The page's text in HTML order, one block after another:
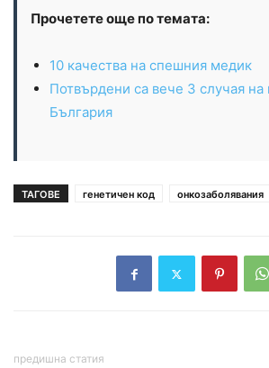
Прочетете още по темата:
10 качества на спешния медик
Потвърдени са вече 3 случая
България
ТАГОВЕ генетичен код онкозаболявания
предишна статия